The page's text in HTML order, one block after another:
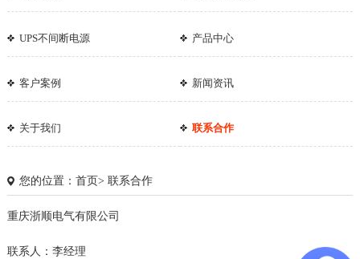
UPS不间断电源 产品中心
客户案例 新闻资讯
关于我们 联系合作
您的位置： 首页> 联系合作
重庆浙顺电气有限公司
联系人：李经理